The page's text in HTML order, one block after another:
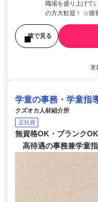
職場を盛り上げて
の方大歓迎！ ☆接
後で見る
更
学童の事務・学童指
クズオカ人材紹介所
正社員
無資格OK・ブランク
高待遇の事務兼学童